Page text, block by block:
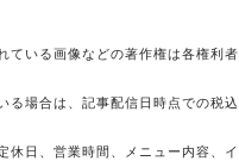
ている画像などの著作権は各権利
る場合は、記事配信日時点での税
休日、営業時間、メニュー内容、